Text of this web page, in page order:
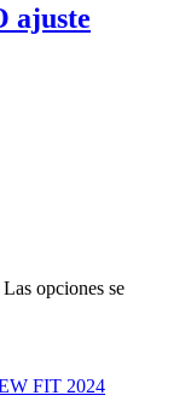
ajuste
opciones se